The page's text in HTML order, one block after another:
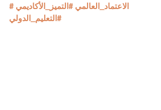
#الاعتماد_العالمي #التميز_الأكاديمي
#التعليم_الدولي